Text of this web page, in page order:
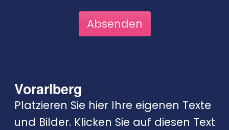
Vorarlberg
Platzieren Sie hier Ihre eigenen Texte
und Bilder. Klicken Sie auf diesen Text